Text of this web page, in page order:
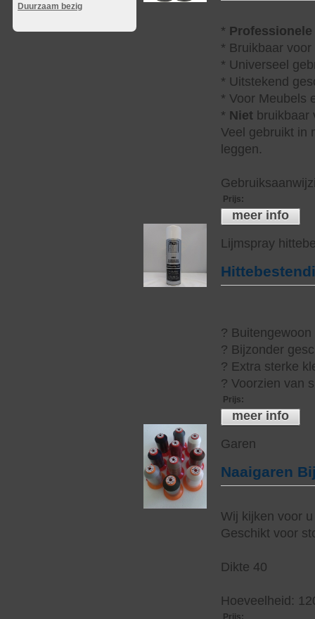
Duurzaam bezig
* Professionele
* Bruikbaar
* Universeel
* Uitstekend
* Voor Meubels
* Niet bruikbaar
Veel gebruikt in
leggen.
Prijs:
meer info
Lijmspray
?
? Bijzonder
? Extra sterke
? Voorzien van
Prijs:
meer info
Garen
Naaigaren
Wij kijken voor
Geschikt voor
Dikte 40
Hoeveelheid:
Prijs: